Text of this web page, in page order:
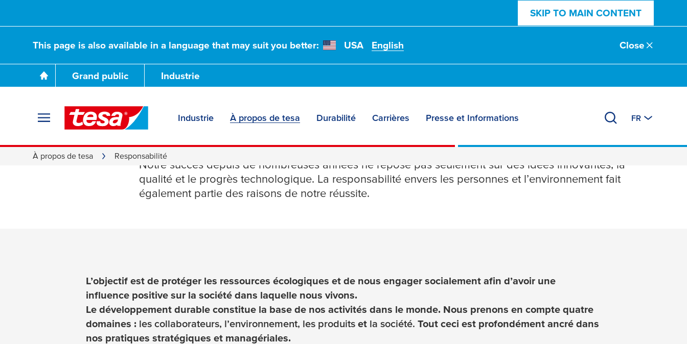
SKIP TO MAIN CONTENT
This page is also available in a language that may suit you better: USA English Close
Grand public Industrie
Industrie À propos de tesa Durabilité Carrières Presse et Informations FR
À propos de tesa Responsabilité
Responsabilité
Notre succès depuis de nombreuses années ne repose pas seulement sur des idées innovantes, la
qualité et le progrès technologique. La responsabilité envers les personnes et l’environnement fait
également partie des raisons de notre réussite.
L’objectif est de protéger les ressources écologiques et de nous engager socialement afin d’avoir une
influence positive sur la société dans laquelle nous vivons.
Le développement durable constitue la base de nos activités dans le monde. Nous prenons en compte quatre
domaines : les collaborateurs, l’environnement, les produitset la société. Tout ceci est profondément ancré dans
nos pratiques stratégiques et managériales.